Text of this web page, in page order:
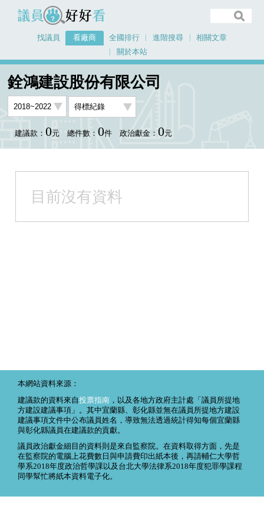
議員好好看
找議員 看廠商 全國排行 進階搜尋
相關文章
關於本站
銓鴻建設股份有限公司
建議款： 0元 總件數： 0件 政治獻金： 0元
目前沒有資料
本網站資料來源：
建議款的資料來自投票指南 ，以及各地方政府主計處「議員所提地
方建設建議事項」。其中宜蘭縣、彰化縣並無在議員所提地方建設
建議事項文件中公布議員姓名，導致無法透過統計得知每個宜蘭縣
與彰化縣議員在建議款的貢獻。
議員政治獻金細目的資料則是來自監察院。在資料取得方面，先是
在監察院的電腦上花費數日與申請費印出紙本後，再請輔仁大學哲
學系2018年度政治哲學課以及台北大學法律系2018年度犯罪學課程
同學幫忙將紙本資料電子化。